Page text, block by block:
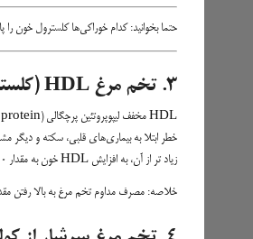
حتما بخوانید: کدام خوراکی‌ها کلسترول خون را
۳. تخم مرغ HDL (کلسترول خوب) را بالا می‌برد
زیاد تر از آن، به افزایش HDL خون به مقدار ۱۰٪ پشتیبانی خواهد کرد.
خلاصه: مصرف مداوم تخم مرغ به بالا رفتن